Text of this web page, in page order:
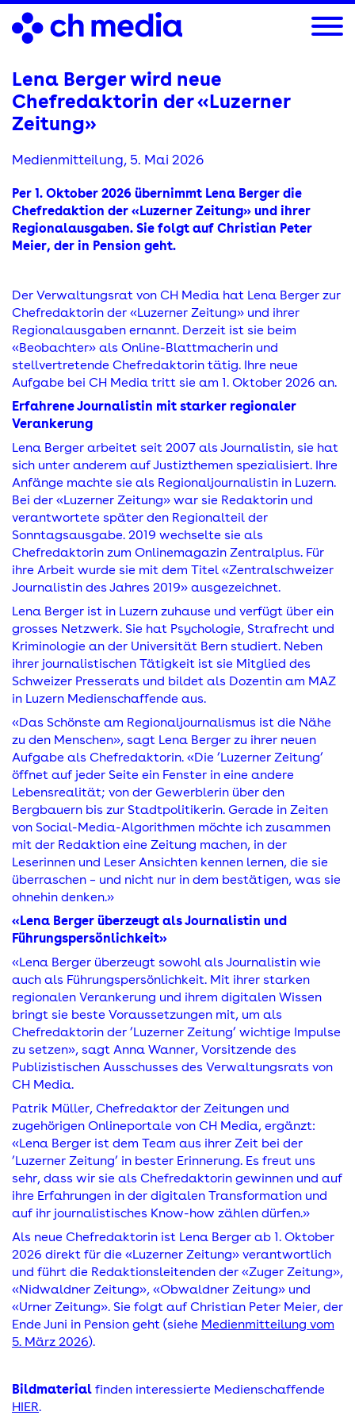
Direkt
zum
Inhalt
Lena Berger wird neue
Chefredaktorin der «Luzerner
Zeitung»
Medienmitteilung, 5. Mai 2026
Per 1. Oktober 2026 übernimmt Lena Berger die
Chefredaktion der «Luzerner Zeitung» und ihrer
Regionalausgaben. Sie folgt auf Christian Peter
Meier, der in Pension geht.
Der Verwaltungsrat von CH Media hat Lena Berger zur
Chefredaktorin der «Luzerner Zeitung» und ihrer
Regionalausgaben ernannt. Derzeit ist sie beim
«Beobachter» als Online-Blattmacherin und
stellvertretende Chefredaktorin tätig. Ihre neue
Aufgabe bei CH Media tritt sie am 1. Oktober 2026 an.
Erfahrene Journalistin mit starker regionaler
Verankerung
Lena Berger arbeitet seit 2007 als Journalistin, sie hat
sich unter anderem auf Justizthemen spezialisiert. Ihre
Anfänge machte sie als Regionaljournalistin in Luzern.
Bei der «Luzerner Zeitung» war sie Redaktorin und
verantwortete später den Regionalteil der
Sonntagsausgabe. 2019 wechselte sie als
Chefredaktorin zum Onlinemagazin Zentralplus. Für
ihre Arbeit wurde sie mit dem Titel «Zentralschweizer
Journalistin des Jahres 2019» ausgezeichnet.
Lena Berger ist in Luzern zuhause und verfügt über ein
grosses Netzwerk. Sie hat Psychologie, Strafrecht und
Kriminologie an der Universität Bern studiert. Neben
ihrer journalistischen Tätigkeit ist sie Mitglied des
Schweizer Presserats und bildet als Dozentin am MAZ
in Luzern Medienschaffende aus.
«Das Schönste am Regionaljournalismus ist die Nähe
zu den Menschen», sagt Lena Berger zu ihrer neuen
Aufgabe als Chefredaktorin. «Die ’Luzerner Zeitung’
öffnet auf jeder Seite ein Fenster in eine andere
Lebensrealität; von der Gewerblerin über den
Bergbauern bis zur Stadtpolitikerin. Gerade in Zeiten
von Social-Media-Algorithmen möchte ich zusammen
mit der Redaktion eine Zeitung machen, in der
Leserinnen und Leser Ansichten kennen lernen, die sie
überraschen – und nicht nur in dem bestätigen, was sie
ohnehin denken.»
«Lena Berger überzeugt als Journalistin und
Führungspersönlichkeit»
«Lena Berger überzeugt sowohl als Journalistin wie
auch als Führungspersönlichkeit. Mit ihrer starken
regionalen Verankerung und ihrem digitalen Wissen
bringt sie beste Voraussetzungen mit, um als
Chefredaktorin der ’Luzerner Zeitung’ wichtige Impulse
zu setzen», sagt Anna Wanner, Vorsitzende des
Publizistischen Ausschusses des Verwaltungsrats von
CH Media.
Patrik Müller, Chefredaktor der Zeitungen und
zugehörigen Onlineportale von CH Media, ergänzt:
«Lena Berger ist dem Team aus ihrer Zeit bei der
’Luzerner Zeitung’ in bester Erinnerung. Es freut uns
sehr, dass wir sie als Chefredaktorin gewinnen und auf
ihre Erfahrungen in der digitalen Transformation und
auf ihr journalistisches Know-how zählen dürfen.»
Als neue Chefredaktorin ist Lena Berger ab 1. Oktober
2026 direkt für die «Luzerner Zeitung» verantwortlich
und führt die Redaktionsleitenden der «Zuger Zeitung»,
«Nidwaldner Zeitung», «Obwaldner Zeitung» und
«Urner Zeitung». Sie folgt auf Christian Peter Meier, der
Ende Juni in Pension geht (siehe Medienmitteilung vom
5. März 2026).
Bildmaterial finden interessierte Medienschaffende
HIER.